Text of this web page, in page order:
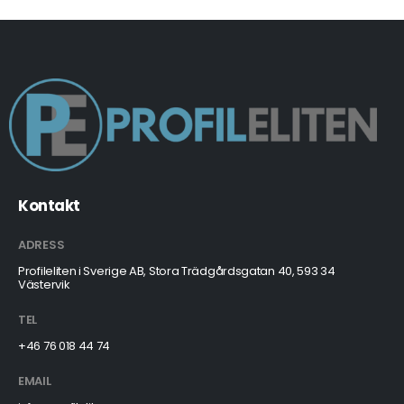
Kontakt
ADRESS
Profileliten i Sverige AB, Stora Trädgårdsgatan 40, 593 34
Västervik
TEL
+46 76 018 44 74
EMAIL